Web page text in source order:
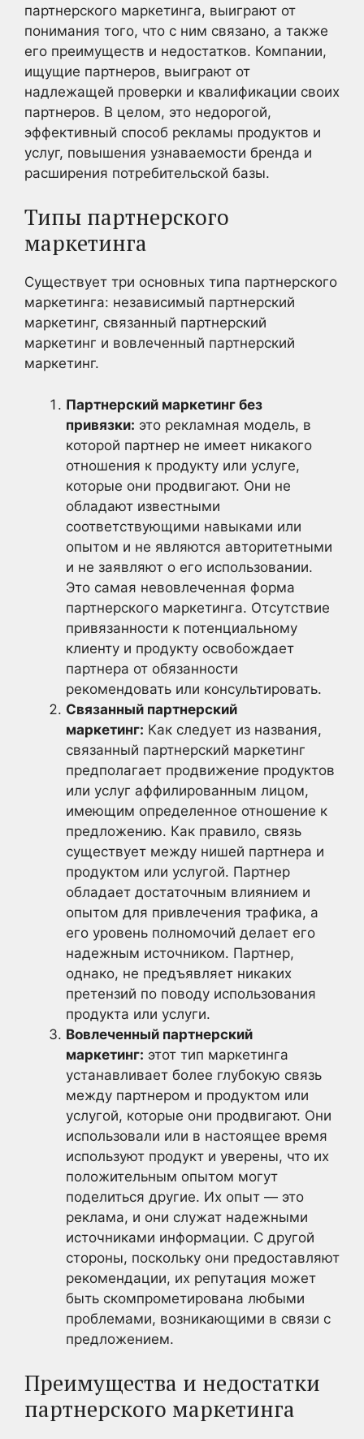
партнерского маркетинга, выиграют от
понимания того, что с ним связано, а также
его преимуществ и недостатков. Компании,
ищущие партнеров, выиграют от
надлежащей проверки и квалификации своих
партнеров. В целом, это недорогой,
эффективный способ рекламы продуктов и
услуг, повышения узнаваемости бренда и
расширения потребительской базы.
Типы партнерского
маркетинга
Существует три основных типа партнерского
маркетинга: независимый партнерский
маркетинг, связанный партнерский
маркетинг и вовлеченный партнерский
маркетинг.
Партнерский маркетинг без
привязки: это рекламная модель, в
которой партнер не имеет никакого
отношения к продукту или услуге,
которые они продвигают. Они не
обладают известными
соответствующими навыками или
опытом и не являются авторитетными
и не заявляют о его использовании.
Это самая невовлеченная форма
партнерского маркетинга. Отсутствие
привязанности к потенциальному
клиенту и продукту освобождает
партнера от обязанности
рекомендовать или консультировать.
Связанный партнерский
маркетинг: Как следует из названия,
связанный партнерский маркетинг
предполагает продвижение продуктов
или услуг аффилированным лицом,
имеющим определенное отношение к
предложению. Как правило, связь
существует между нишей партнера и
продуктом или услугой. Партнер
обладает достаточным влиянием и
опытом для привлечения трафика, а
его уровень полномочий делает его
надежным источником. Партнер,
однако, не предъявляет никаких
претензий по поводу использования
продукта или услуги.
Вовлеченный партнерский
маркетинг: этот тип маркетинга
устанавливает более глубокую связь
между партнером и продуктом или
услугой, которые они продвигают. Они
использовали или в настоящее время
используют продукт и уверены, что их
положительным опытом могут
поделиться другие. Их опыт — это
реклама, и они служат надежными
источниками информации. С другой
стороны, поскольку они предоставляют
рекомендации, их репутация может
быть скомпрометирована любыми
проблемами, возникающими в связи с
предложением.
Преимущества и недостатки
партнерского маркетинга